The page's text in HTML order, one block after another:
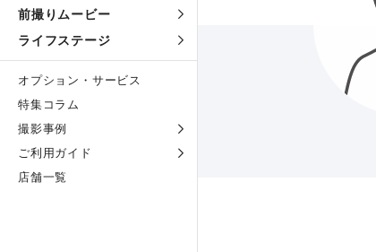
前撮りムービー
ライフステージ
オプション・サービス
特集コラム
撮影事例
ご利用ガイド
店舗一覧